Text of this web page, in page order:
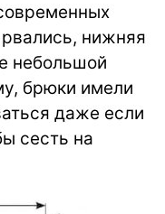
нижняя
небольшой
брюки имели
даже если
сесть на